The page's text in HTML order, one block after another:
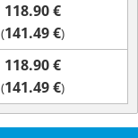
118.90 €
(141.49 €)
118.90 €
(141.49 €)